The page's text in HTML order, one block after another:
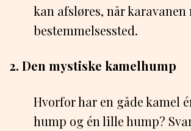
kan afsløres, når karavanen
bestemmelsessted.
2. Den mystiske kamelhump
Hvorfor har en gåde kamel
hump og én lille hump?